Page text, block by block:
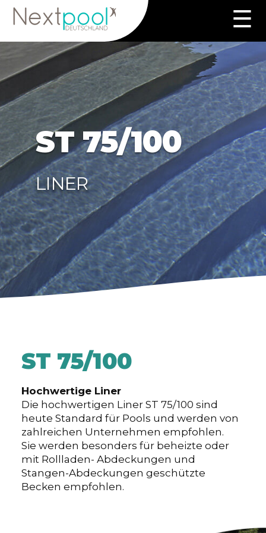
Zum
springen
☰
ST 75/100
LINER
ST 75/100
Hochwertige Liner
Die hochwertigen Liner ST 75/100 sind
heute Standard für Pools und werden von
zahlreichen Unternehmen empfohlen.
Sie werden besonders für beheizte oder
mit Rollladen- Abdeckungen und
Stangen-Abdeckungen geschützte
Becken empfohlen.